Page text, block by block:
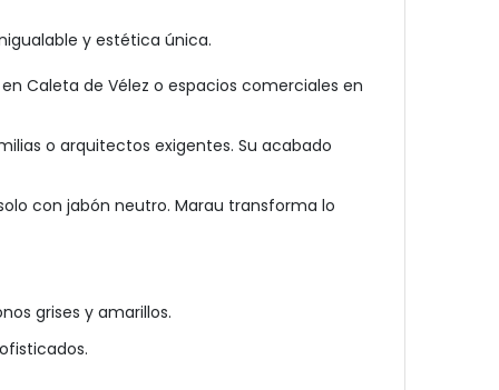
y estética única.
Caleta de Vélez o espacios comerciales en
o arquitectos exigentes. Su acabado
con jabón neutro. Marau transforma lo
grises y amarillos.